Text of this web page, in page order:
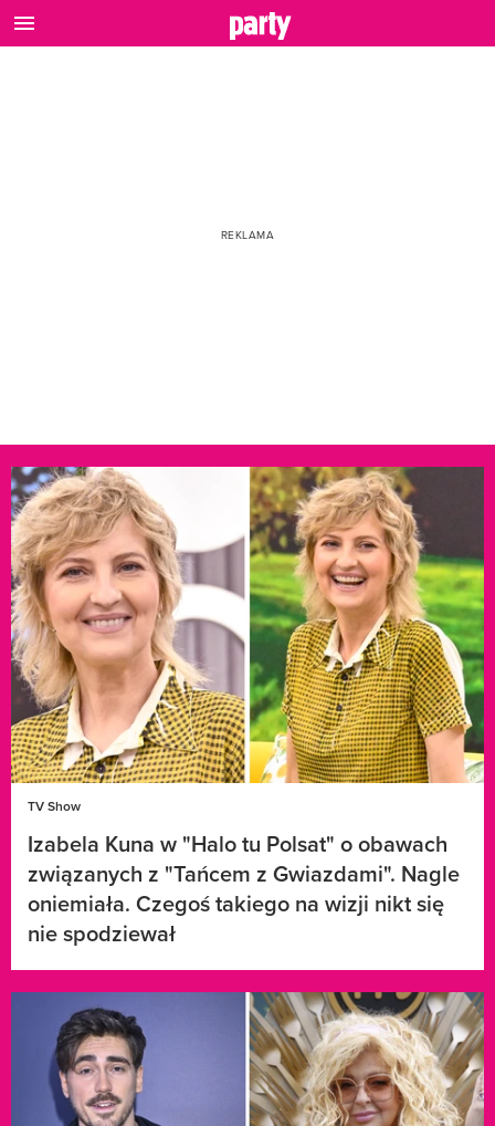
TV Show
Izabela Kuna w "Halo tu Polsat" o obawach
związanych z "Tańcem z Gwiazdami". Nagle
oniemiała. Czegoś takiego na wizji nikt się
nie spodziewał